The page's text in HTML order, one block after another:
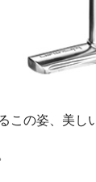
この姿、美し